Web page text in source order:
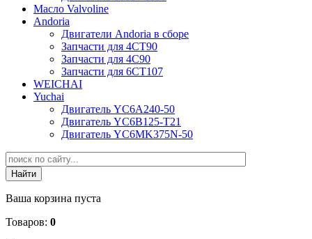
Масло Valvoline
Andoria
Двигатели Andoria в сборе
Запчасти для 4CT90
Запчасти для 4С90
Запчасти для 6CT107
WEICHAI
Yuchai
Двигатель YC6A240-50
Двигатель YC6B125-T21
Двигатель YC6MK375N-50
Ваша корзина пуста
Товаров: 0